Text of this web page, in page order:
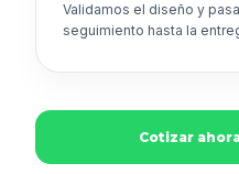
Validamos el diseño y
seguimiento hasta la
Cotizar